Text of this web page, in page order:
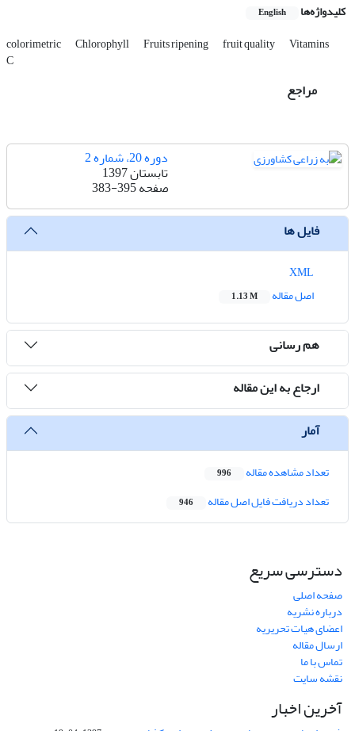
کلیدواژه‌ها English
colorimetric Chlorophyll Fruits ripening fruit quality Vitamins
C
مراجع
دوره 20، شماره 2
تابستان 1397
صفحه383-395
فایل ها
اصل مقاله
1.13 M
هم رسانی
ارجاع به این مقاله
آمار
تعداد مشاهده مقاله 996
تعداد دریافت فایل اصل مقاله 946
دسترسی سریع
صفحه اصلی
درباره نشریه
اعضای هیات تحریریه
ارسال مقاله
تماس با ما
نقشه سایت
آخرین اخبار